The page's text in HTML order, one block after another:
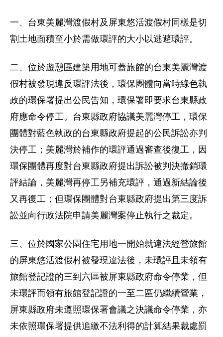
一、台東美麗灣渡假村及屏東悠活渡假村同樣是切
割土地面積至小於需做環評的大小以逃避環評。
二、位於遊憩區建築用地可蓋旅館的台東美麗灣渡
假村被發現違反環評法後，環保團體向當時綠色執
政的環保署提出公民告知，環保署即要求台東縣政
府應命令停工。台東縣政府協議美麗灣停工，環保
團體對藍色執政的台東縣政府提起的公民訴訟亦判
決停工；美麗灣於補作的環評通過審查後復工，因
環保團體再度對台東縣政府提出訴訟被判決撤銷環
評結論，美麗灣再停工另補充環評，通過新結論後
又再復工；但環保團體對台東縣政府提出第三度訴
訟並向行政法院申請美麗灣案停止執行之裁定。
三、位於國家公園住宅用地一開始就違法經營旅館
的屏東悠活渡假村被發現違法後，未環評且未領有
旅館登記證的三到六區被屏東縣政府命令停業，但
未環評而領有旅館登記證的一至二區仍繼續營業，
屏東縣政府未遵照環保署會議之決議命令停業，亦
未依照環保署提供追繳不法利得的計算結果裁處罰